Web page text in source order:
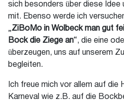
sich besonders über diese Idee
mit. Ebenso werde ich
„ZiBoMo in Wolbeck man gut
Bock die Ziege an“, die eine
überzeugen, uns auf unserem
begleiten.
Ich freue mich vor allem auf die
Karneval wie z.B. auf die